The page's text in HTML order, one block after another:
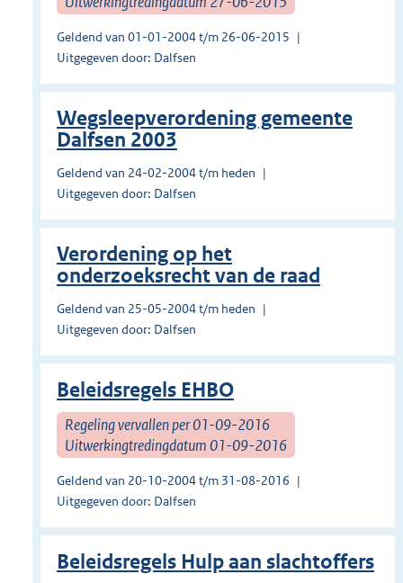
Geldend van 01-01-2004 t/m 26-06-2015
Uitgegeven door: Dalfsen
Wegsleepverordening gemeente
Dalfsen 2003
Geldend van 24-02-2004 t/m heden
Uitgegeven door: Dalfsen
Verordening op het
onderzoeksrecht van de raad
Geldend van 25-05-2004 t/m heden
Uitgegeven door: Dalfsen
Beleidsregels EHBO
Regeling vervallen per 01-09-2016
Uitwerkingtredingdatum 01-09-2016
Geldend van 20-10-2004 t/m 31-08-2016
Uitgegeven door: Dalfsen
Beleidsregels Hulp aan slachtoffers